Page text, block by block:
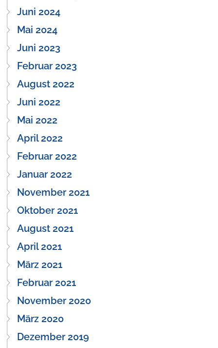
Juni 2024
Mai 2024
Juni 2023
Februar 2023
August 2022
Juni 2022
Mai 2022
April 2022
Februar 2022
Januar 2022
November 2021
Oktober 2021
August 2021
April 2021
März 2021
Februar 2021
November 2020
März 2020
Dezember 2019